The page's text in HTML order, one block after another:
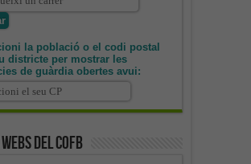
la població o el codi postal
districte per mostrar les
de guàrdia obertes avui:
del COFB